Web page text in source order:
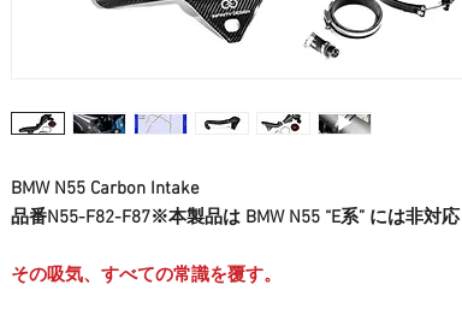
BMW N55 Carbon Intake
品番N55-F82-F87※本製品は BMW N55 “E系” には非対応
その吸気、すべての常識を覆す。